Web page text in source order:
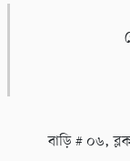
বাড়ি # ০৬,